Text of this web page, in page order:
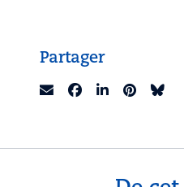
Partager